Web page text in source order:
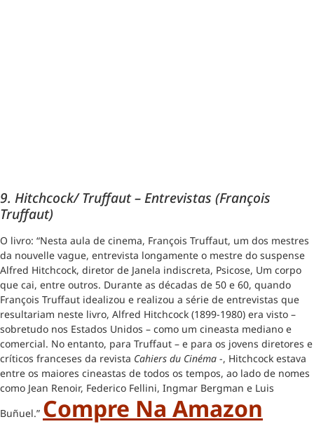
9. Hitchcock/ Truffaut – Entrevistas (François
Truffaut)
O livro: “Nesta aula de cinema, François Truffaut, um dos mestres
da nouvelle vague, entrevista longamente o mestre do suspense
Alfred Hitchcock, diretor de Janela indiscreta, Psicose, Um corpo
que cai, entre outros. Durante as décadas de 50 e 60, quando
François Truffaut idealizou e realizou a série de entrevistas que
resultariam neste livro, Alfred Hitchcock (1899-1980) era visto –
sobretudo nos Estados Unidos – como um cineasta mediano e
comercial. No entanto, para Truffaut – e para os jovens diretores e
críticos franceses da revista Cahiers du Cinéma -, Hitchcock estava
entre os maiores cineastas de todos os tempos, ao lado de nomes
como Jean Renoir, Federico Fellini, Ingmar Bergman e Luis
Buñuel.” Compre Na Amazon